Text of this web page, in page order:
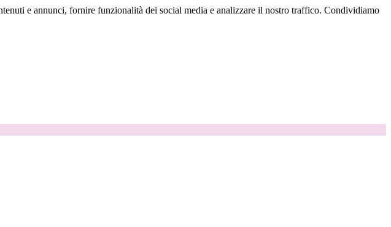
e annunci, fornire funzionalità dei social media e analizzare il nostro traffico. Condividiamo